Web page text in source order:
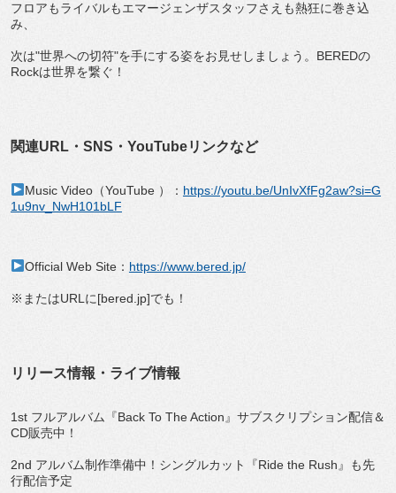
フロアもライバルもエマージェンザスタッフさえも熱狂に巻き込
み、
次は"世界への切符"を手にする姿をお見せしましょう。BEREDの
Rockは世界を繋ぐ！
関連URL・SNS・YouTubeリンクなど
Music Video（YouTube ）： https://youtu.be/UnIvXfFg2aw?si=G
1u9nv_NwH101bLF
Official Web Site： https://www.bered.jp/
※またはURLに[bered.jp]でも！
リリース情報・ライブ情報
1st フルアルバム『Back To The Action』サブスクリプション配信＆
CD販売中！
2nd アルバム制作準備中！シングルカット『Ride the Rush』も先
行配信予定